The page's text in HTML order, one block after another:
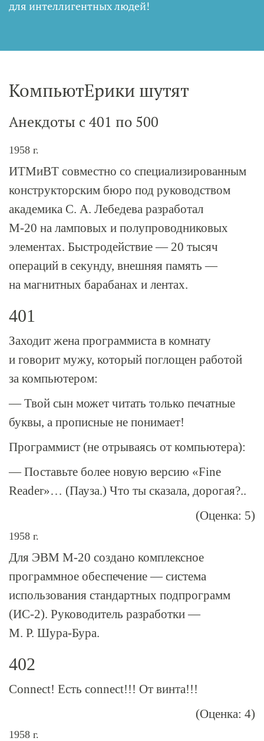
для интеллигентных людей!
КомпьютЕрики шутят
Анекдоты с 401 по 500
1958 г.
ИТМиВТ совместно со специализированным
конструкторским бюро под руководством
академика С. А. Лебедева разработал
М-20 на ламповых и полупроводниковых
элементах. Быстродействие — 20 тысяч
операций в секунду, внешняя память —
на магнитных барабанах и лентах.
401
Заходит жена программиста в комнату
и говорит мужу, который поглощен работой
за компьютером:
— Твой сын может читать только печатные
буквы, а прописные не понимает!
Программист (не отрываясь от компьютера):
— Поставьте более новую версию «Fine
Reader»… (Пауза.) Что ты сказала, дорогая?..
(Оценка: 5)
1958 г.
Для ЭВМ М-20 создано комплексное
программное обеспечение — система
использования стандартных подпрограмм
(ИС-2). Руководитель разработки —
М. Р. Шура-Бура.
402
Connect! Есть connect!!! От винта!!!
(Оценка: 4)
1958 г.